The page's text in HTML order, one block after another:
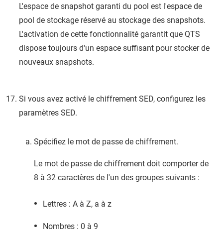
L'espace de snapshot garanti du pool est l'espace de
pool de stockage réservé au stockage des snapshots.
L'activation de cette fonctionnalité garantit que QTS
dispose toujours d'un espace suffisant pour stocker de
nouveaux snapshots.
Si vous avez activé le chiffrement SED, configurez les
paramètres SED.
Spécifiez le mot de passe de chiffrement.
Le mot de passe de chiffrement doit comporter de
8 à 32 caractères de l'un des groupes suivants :
Lettres : A à Z, a à z
Nombres : 0 à 9